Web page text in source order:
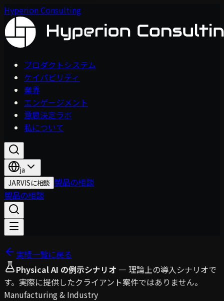
Hyperion Consulting
プロダクトシステム
ケイパビリティ
業界
エンゲージメント
意思決定ラボ
私について
ja
JARVISに相談 製品の相談
製品の相談
実績一覧に戻る
Physical AI の例示シナリオ — 理論上の導入シナリオで
す。実際に提供したクライアント案件ではありません。
Manufacturing & Industry